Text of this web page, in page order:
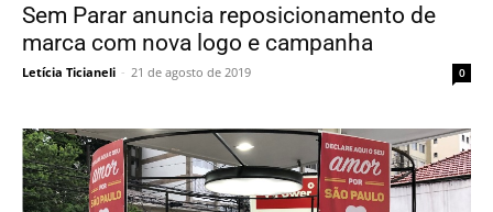
Sem Parar anuncia reposicionamento de
marca com nova logo e campanha
Letícia Ticianeli - 21 de agosto de 2019 0